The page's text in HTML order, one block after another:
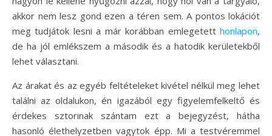
akkor nem lesz gond ezen a téren sem. A pontos lokációt
meg tudjátok lesni a már korábban emlegetett honlapon,
de ha jól emlékszem a második és a hatodik kerületekből
lehet választani.
Az árakat és az egyéb feltételeket kivétel nélkül meg lehet
találni az oldalukon, én igazából egy figyelemfelkeltő és
érdekes sztorinak szántam ezt a bejegyzést, hátha
hasonló élethelyzetben vagytok épp. Mi a testvéremmel